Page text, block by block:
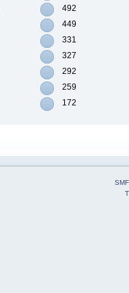
492
449
331
327
292
259
172